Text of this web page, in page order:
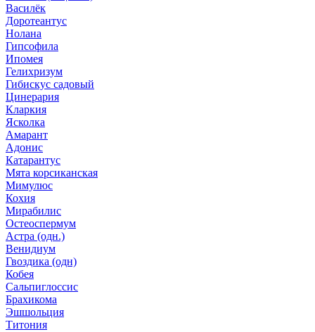
Василёк
Доротеантус
Нолана
Гипсофила
Ипомея
Гелихризум
Гибискус садовый
Цинерария
Кларкия
Ясколка
Амарант
Адонис
Катарантус
Мята корсиканская
Мимулюс
Кохия
Мирабилис
Остеоспермум
Астра (одн.)
Венидиум
Гвоздика (одн)
Кобея
Сальпиглоссис
Брахикома
Эшшольция
Титония